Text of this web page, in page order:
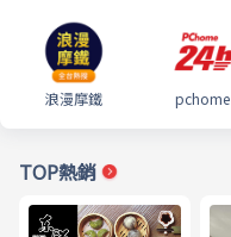
浪漫摩鐵 pchome
TOP熱銷